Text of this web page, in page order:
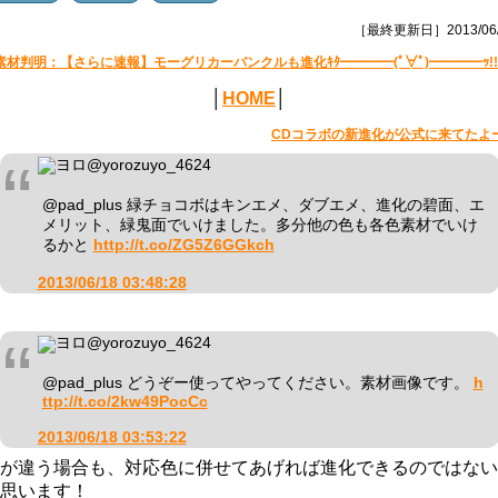
［最終更新日］2013/
材判明：【さらに速報】モーグリカーバンクルも進化ｷﾀ━━━━(ﾟ∀ﾟ)━━━━ｯ!!
HOME
CDコラボの新進化が公式に来てたよ
ヨロ @yorozuyo_4624
@pad_plus 緑チョコボはキンエメ、ダブエメ、進化の碧面、エ
メリット、緑鬼面でいけました。多分他の色も各色素材でいけ
るかと http://t.co/ZG5Z6GGkch
2013/06/18 03:48:28
ヨロ @yorozuyo_4624
@pad_plus どうぞー使ってやってください。素材画像です。
h
ttp://t.co/2kw49PocCc
2013/06/18 03:53:22
違う場合も、対応色に併せてあげれば進化できるのではな
います！